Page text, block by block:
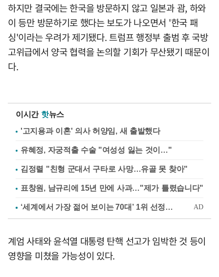
하지만 결국에는 한국을 방문하지 않고 일본과 괌, 하와
이 등만 방문하기로 했다는 보도가 나오면서 '한국 패
싱'이라는 우려가 제기됐다. 트럼프 행정부 출범 후 국방
고위급에서 양국 협력을 논의할 기회가 무산됐기 때문이
다.
이시간 핫뉴스
'고지용과 이혼' 의사 허양임, 새 출발했다
유혜정, 자궁적출 수술 "여성성 잃는 것이…"
김정렬 "친형 군대서 구타로 사망…유골 못 찾아"
표창원, 남규리에 15년 만에 사과…"제가 틀렸습니다"
계엄 사태와 윤석열 대통령 탄핵 선고가 임박한 것 등이
영향을 미쳤을 가능성이 있다.